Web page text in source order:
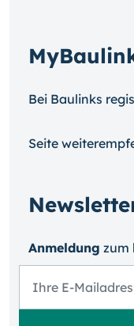
Bei Baulinks
Seite
Anmeldung zum